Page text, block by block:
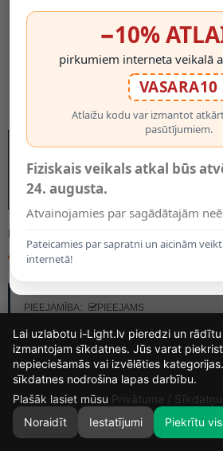
MODELIS:
41.93€
PIEEJAMĪBA:
PIEEJAMS
−10%
pirkumiem interneta veikalā
VASARA10
Atlaižu kodu var izmantot
pasūtījumiem.
Fiziskais veikals atkal būs
24. augusta.
Atvainojamies par sagādātajām
Pateicamies par sapratni un aicinām
internetā!
14
DIENAS
15
STUNDAS
23
MIN.
Lai uzlabotu i-Light.lv pieredzi un
izmantojam sīkdatnes. Jūs varat
nepieciešamās vai izvēlēties
sīkdatnes nodrošina lapas darbību.
Plašāk lasiet mūsu Privātuma /
Noraidīt
Iestatījumi Piekrītu